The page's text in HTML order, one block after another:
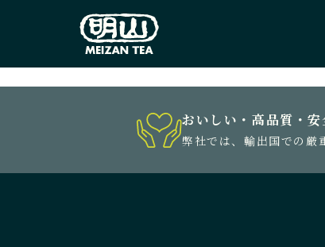
おいしい・高品質・
弊社では、輸出国での厳